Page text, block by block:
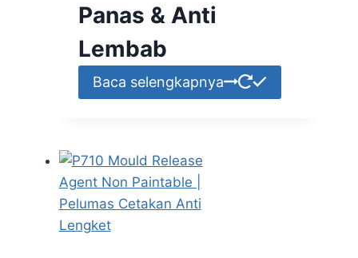
Panas & Anti
Lembab
Baca selengkapnya